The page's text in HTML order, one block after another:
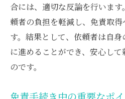
合には、適切な反論を行いま
頼者の負担を軽減し、免責取
す。結果として、依頼者は自
に進めることができ、安心し
のです。